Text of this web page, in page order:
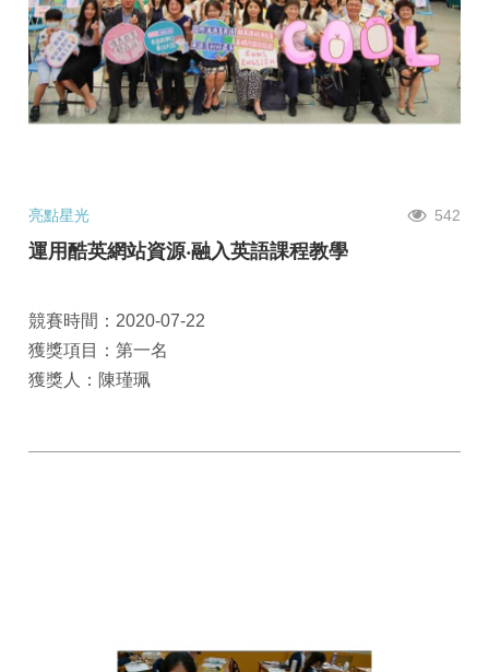
亮點星光 542
運用酷英網站資源‧融入英語課程教學
競賽時間：2020-07-22
獲獎項目：第一名
獲獎人：陳瑾珮